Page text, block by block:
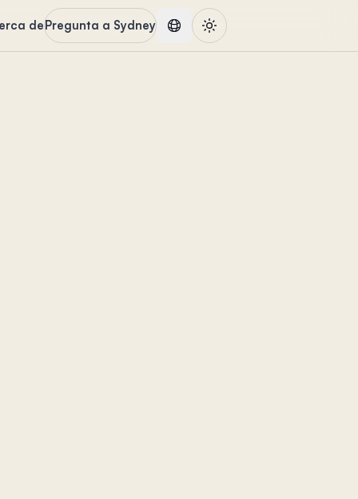
dePregunta a Sydney